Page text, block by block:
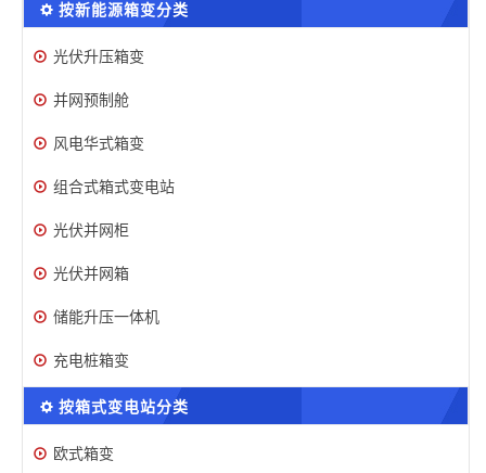
按新能源箱变分类
光伏升压箱变
并网预制舱
风电华式箱变
组合式箱式变电站
光伏并网柜
光伏并网箱
储能升压一体机
充电桩箱变
按箱式变电站分类
欧式箱变